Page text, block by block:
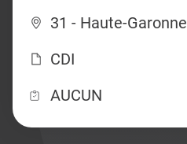
31 - Haute-Garonne
CDI
AUCUN